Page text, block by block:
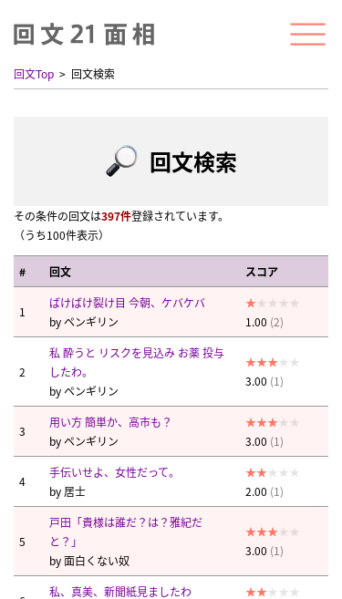
回文Top 回文検索
回文検索
その条件の回文は397件登録されています。
（うち100件表示）
# 回文 スコア
1
ばけばけ裂け目 今朝、ケバケバ
byペンギリン 1.00 (2)
2
私 酔うと リスクを見込み お薬 投与
したわ。
byペンギリン
3.00 (1)
3
用い方 簡単か、高市も？
byペンギリン 3.00 (1)
4
手伝いせよ、女性だって。
by 居士 2.00 (1)
5
戸田「貴様は誰だ？は？雅紀だ
と？」
by面白くない奴
3.00 (1)
私、真美、新聞紙見ましたわ